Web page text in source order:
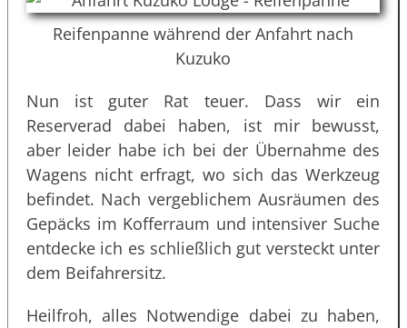
Reifenpanne während der Anfahrt nach
Kuzuko
Nun ist guter Rat teuer. Dass wir ein
Reserverad dabei haben, ist mir bewusst,
aber leider habe ich bei der Übernahme des
Wagens nicht erfragt, wo sich das Werkzeug
befindet. Nach vergeblichem Ausräumen des
Gepäcks im Kofferraum und intensiver Suche
entdecke ich es schließlich gut versteckt unter
dem Beifahrersitz.
Heilfroh, alles Notwendige dabei zu haben,